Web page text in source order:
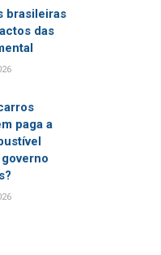
brasileiras
das
paga a